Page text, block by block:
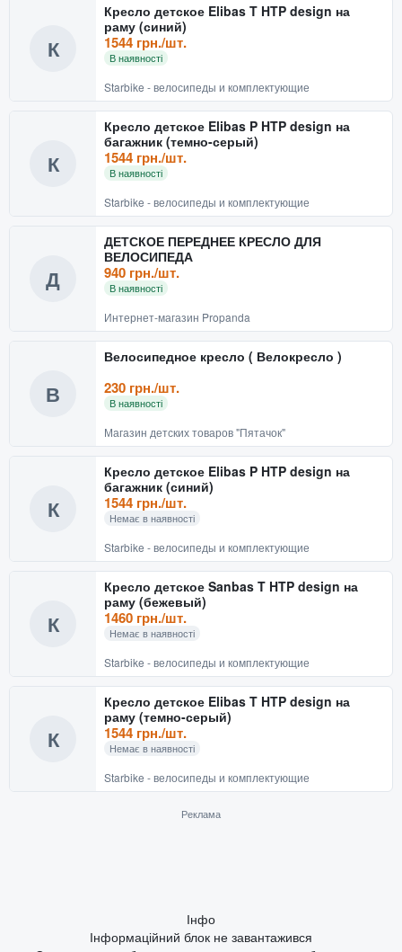
К
Кресло детское Elibas T HTP design на
раму (синий)
1544 грн./шт.
В наявності
Starbike - велосипеды и комплектующие
К
Кресло детское Elibas P HTP design на
багажник (темно-серый)
1544 грн./шт.
В наявності
Starbike - велосипеды и комплектующие
Д
ДЕТСКОЕ ПЕРЕДНЕЕ КРЕСЛО ДЛЯ
ВЕЛОСИПЕДА
940 грн./шт.
В наявності
Интернет-магазин Propanda
В
Велосипедное кресло ( Велокресло )
230 грн./шт.
В наявності
Магазин детских товаров "Пятачок"
К
Кресло детское Elibas P HTP design на
багажник (синий)
1544 грн./шт.
Немає в наявності
Starbike - велосипеды и комплектующие
К
Кресло детское Sanbas T HTP design на
раму (бежевый)
1460 грн./шт.
Немає в наявності
Starbike - велосипеды и комплектующие
К
Кресло детское Elibas T HTP design на
раму (темно-серый)
1544 грн./шт.
Немає в наявності
Starbike - велосипеды и комплектующие
Реклама
Інфо
Інформаційний блок не завантажився